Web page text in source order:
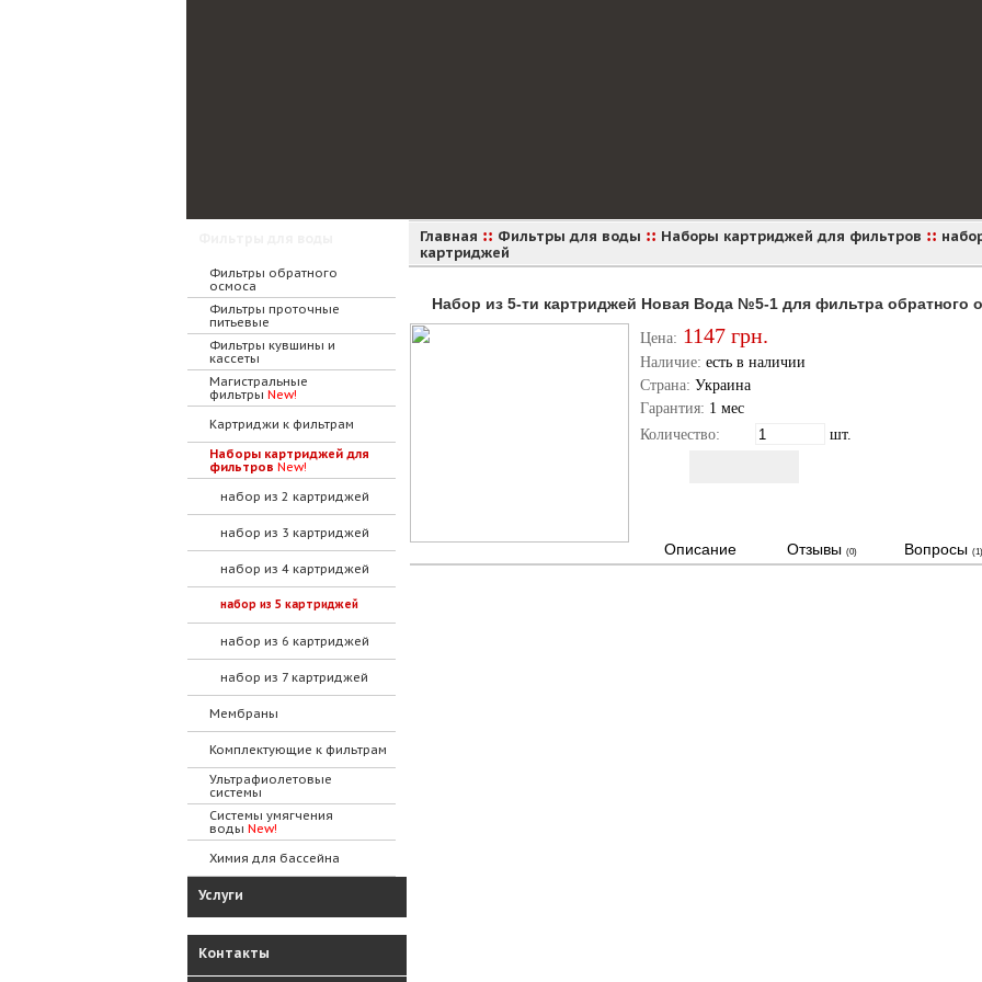
Фильтры обратного
осмоса
Фильтры проточные
питьевые
Фильтры кувшины и
кассеты
Магистральные
фильтры New!
Картриджи к фильтрам
Наборы картриджей для
фильтров New!
набор из 2 картриджей
набор из 3 картриджей
набор из 4 картриджей
набор из 5 картриджей
набор из 6 картриджей
набор из 7 картриджей
Мембраны
Комплектующие к фильтрам
Ультрафиолетовые
системы
Системы умягчения
воды New!
Химия для бассейна
Услуги
Контакты
Главная :: Фильтры для воды :: Наборы картриджей для фильтров ::
картриджей
Набор из 5-ти картриджей Новая Вода №5-1 для фильтра обратного
Цена: 1147 грн.
Наличие: есть в наличии
Страна: Украина
Гарантия: 1 мес
Количество:
шт.
Описание Отзывы (0) Вопросы (1)